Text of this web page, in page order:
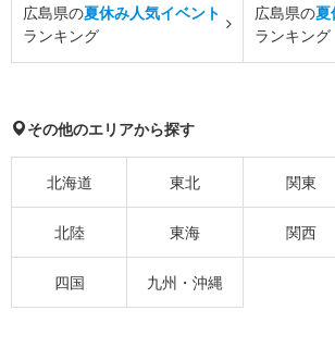
広島県の夏休み人気イベント
ランキング
広島県の夏
ランキング
その他のエリアから探す
北海道 東北 関東
北陸 東海 関西
四国 九州・沖縄